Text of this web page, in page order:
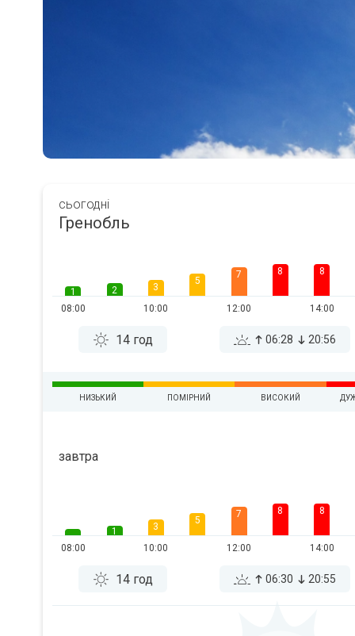
сьогодні
Гренобль
1
08:00
2
3
10:00
5
7
12:00
8 8
14:00
14 год 06:28 20:56
НИЗЬКИЙ ПОМІРНИЙ ВИСОКИЙ
завтра
08:00
1
3
10:00
5
7
12:00
8 8
14:00
14 год 06:30 20:55